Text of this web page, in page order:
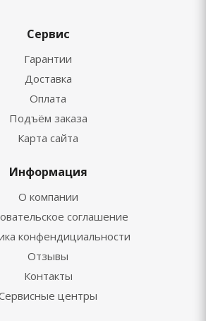
Сервис
Гарантии
Доставка
Оплата
Подъём заказа
Карта сайта
Информация
О компании
соглашение
конфендициальности
Отзывы
Контакты
центры